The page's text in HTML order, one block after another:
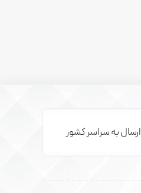
ارسال به سراسر کشور